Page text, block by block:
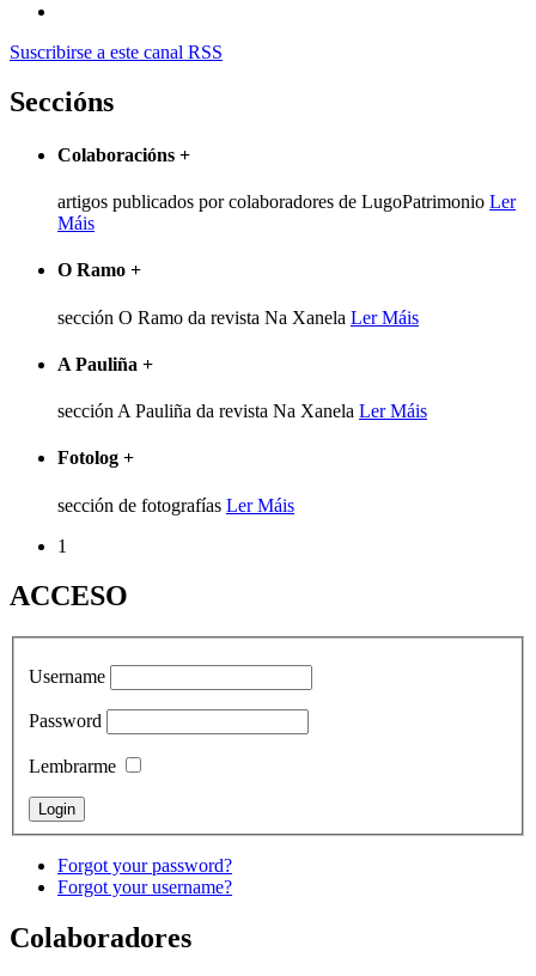
Suscribirse a este canal RSS
Seccións
Colaboracións +
artigos publicados por colaboradores de LugoPatrimonio Ler
Máis
O Ramo +
sección O Ramo da revista Na Xanela Ler Máis
A Pauliña +
sección A Pauliña da revista Na Xanela Ler Máis
Fotolog +
sección de fotografías Ler Máis
1
ACCESO
Username
Password
Lembrarme
Forgot your password?
Forgot your username?
Colaboradores